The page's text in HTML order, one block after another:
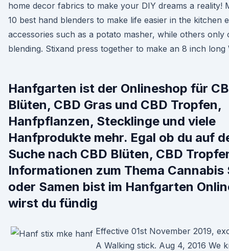
home decor fabrics to make your DIY dreams a reality!
10 best hand blenders to make life easier in the kitchen
accessories such as a potato masher, while others only
blending. Stixand press together to make an 8 inch long
Hanfgarten ist der Onlineshop für
Blüten, CBD Gras und CBD Tropfen,
Hanfpflanzen, Stecklinge und viele
Hanfprodukte mehr. Egal ob du auf
Suche nach CBD Blüten, CBD
Informationen zum Thema Cannabis
oder Samen bist im Hanfgarten
wirst du fündig
Effective 01st November 2019,
A Walking stick. Aug 4, 2016 We